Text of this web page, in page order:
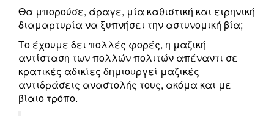
Θα μπορούσε, άραγε, μία καθιστική και ειρηνική
διαμαρτυρία να ξυπνήσει την αστυνομική βία;
Το έχουμε δει πολλές φορές, η μαζική
αντίσταση των πολλών πολιτών απέναντι σε
κρατικές αδικίες δημιουργεί μαζικές
αντιδράσεις αναστολής τους, ακόμα και με
βίαιο τρόπο.